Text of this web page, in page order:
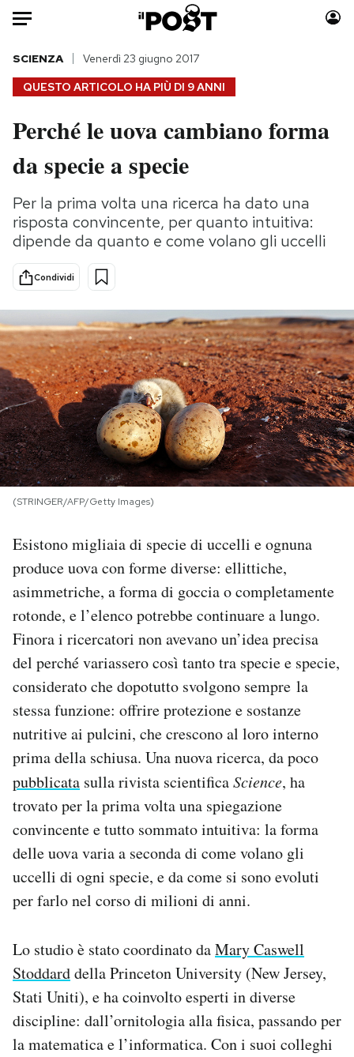
Auto
HOME
Italia
Politica
Tecnologia
Internet
Scienza
Cultura
Economia
Moda
Storie/Idee
Ok Boomer!
Media
Mondiali calcio 2026
PODCAST
NEWSLETTER
I MIEI PREFERITI
SHOP
CALENDARIO
AREA PERSONALE
Area Personale
Notifiche mobile
Regala il Post
Hai bisogno di aiuto?
Esci
QUESTO ARTICOLO HA PIÙ DI 9 ANNI
SCIENZA Venerdì 23 giugno 2017
Perché le uova cambiano forma
da specie a specie
Per la prima volta una ricerca ha dato una
risposta convincente, per quanto intuitiva:
dipende da quanto e come volano gli uccelli
Condividi
(STRINGER/AFP/Getty Images)
Esistono migliaia di specie di uccelli e ognuna
produce uova con forme diverse: ellittiche,
asimmetriche, a forma di goccia o completamente
rotonde, e l’elenco potrebbe continuare a lungo.
Finora i ricercatori non avevano un’idea precisa
del perché variassero così tanto tra specie e specie,
considerato che dopotutto svolgono sempre la
stessa funzione: offrire protezione e sostanze
nutritive ai pulcini, che crescono al loro interno
prima della schiusa. Una nuova ricerca, da poco
pubblicata sulla rivista scientificaScience, ha
trovato per la prima volta una spiegazione
convincente e tutto sommato intuitiva: la forma
delle uova varia a seconda di come volano gli
uccelli di ogni specie, e da come si sono evoluti
per farlo nel corso di milioni di anni.
Lo studio è stato coordinato daMary Caswell
Stoddarddella Princeton University (New Jersey,
Stati Uniti), e ha coinvolto esperti in diverse
discipline: dall’ornitologia alla fisica, passando per
la matematica e l’informatica. Con i suoi colleghi